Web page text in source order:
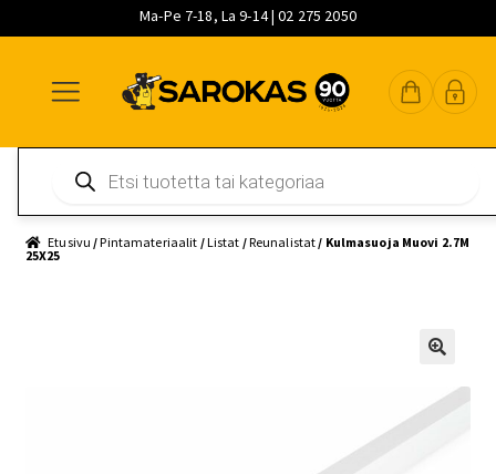
Ma-Pe 7-18, La 9-14 | 02 275 2050
navigointiin
sisältöön
pääsisältöön
search
Etusivu /Pintamateriaalit /Listat /Reunalistat / Kulmasuoja Muovi 2.7M
25X25